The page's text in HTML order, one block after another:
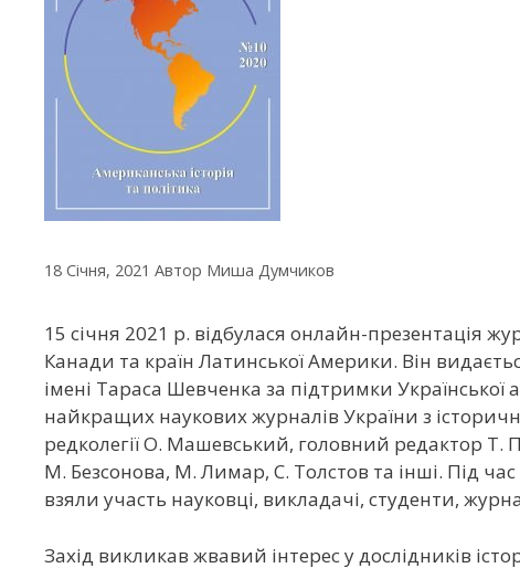
18 Січня, 2021 Автор Миша Думчиков
15 січня 2021 р. відбулася онлайн-презентація
Канади та країн Латинської Америки. Він
імені Тараса Шевченка за підтримки Української
найкращих наукових журналів України з
редколегії О. Машевський, головний редактор Т.
М. Безсонова, М. Лимар, С. Толстов та інші. Під
взяли участь науковці, викладачі, студенти,
Захід викликав жвавий інтерес у дослідників